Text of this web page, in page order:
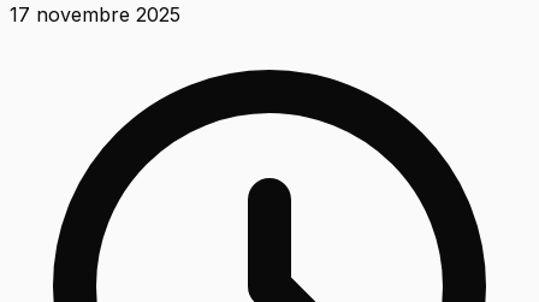
17 novembre 2025